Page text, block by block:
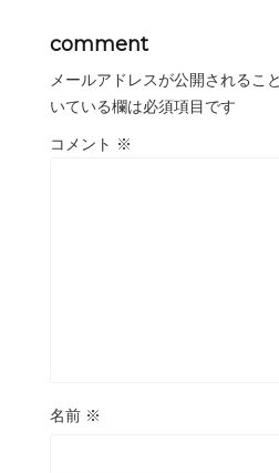
comment
メールアドレスが公開されるこ
いている欄は必須項目です
コメント ※
名前 ※